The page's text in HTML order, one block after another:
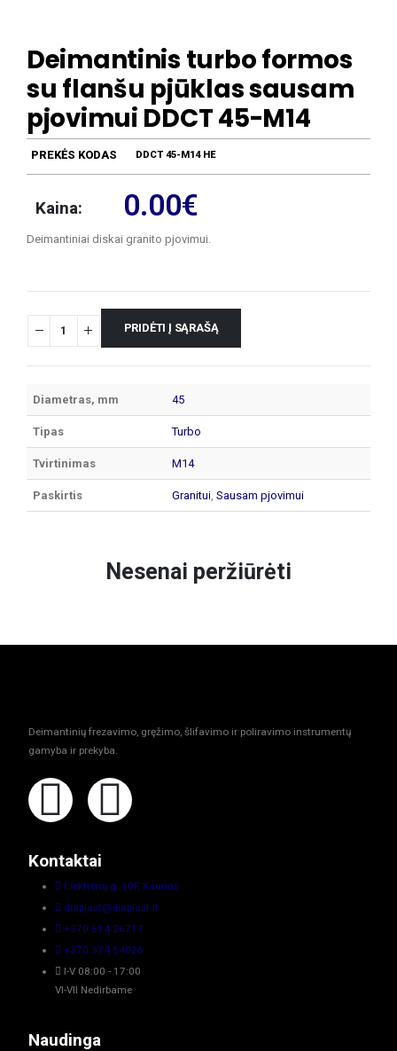
Deimantinis turbo formos
su flanšu pjūklas sausam
pjovimui DDCT 45-M14
PREKĖS KODAS DDCT 45-M14 HE
Kaina: 0.00€
Deimantiniai diskai granito pjovimui.
PRIDĖTI Į SĄRAŠĄ
Diametras, mm 45
Tipas Turbo
Tvirtinimas M14
Paskirtis Granitui,Sausam pjovimui
Nesenai peržiūrėti
Deimantinių frezavimo, gręžimo, šlifavimo ir poliravimo instrumentų
gamyba ir prekyba.
Kontaktai
Elektrėnų g. 10F, Kaunas
diaplast@diaplast.lt
+370 614 26717
+370 374 54026
I-V 08:00 - 17:00
VI-VII Nedirbame
Naudinga